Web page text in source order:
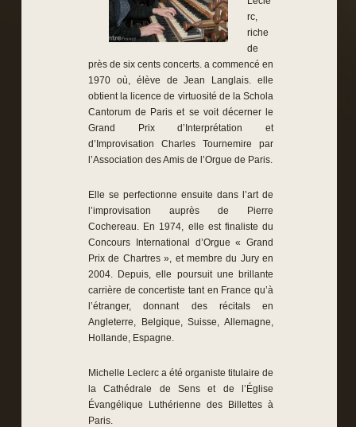
rc,
riche
de
près de six cents concerts. a commencé en
1970 où, élève de Jean Langlais. elle
obtient la licence de virtuosité de la Schola
Cantorum de Paris et se voit décerner le
Grand Prix d’Interprétation et
d’Improvisation Charles Tournemire par
l’Association des Amis de l’Orgue de Paris.
Elle se perfectionne ensuite dans l’art de
l’improvisation auprès de Pierre
Cochereau. En 1974, elle est finaliste du
Concours International d’Orgue « Grand
Prix de Chartres », et membre du Jury en
2004. Depuis, elle poursuit une brillante
carrière de concertiste tant en France qu’à
l’étranger, donnant des récitals en
Angleterre, Belgique, Suisse, Allemagne,
Hollande, Espagne.
Michelle Leclerc a été organiste titulaire de
la Cathédrale de Sens et de l’Église
Évangélique Luthérienne des Billettes à
Paris.